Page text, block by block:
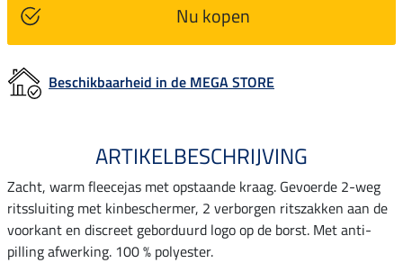
Nu kopen
Beschikbaarheid in de MEGA STORE
ARTIKELBESCHRIJVING
Zacht, warm fleecejas met opstaande kraag. Gevoerde 2-weg
ritssluiting met kinbeschermer, 2 verborgen ritszakken aan de
voorkant en discreet geborduurd logo op de borst. Met anti-
pilling afwerking. 100 % polyester.